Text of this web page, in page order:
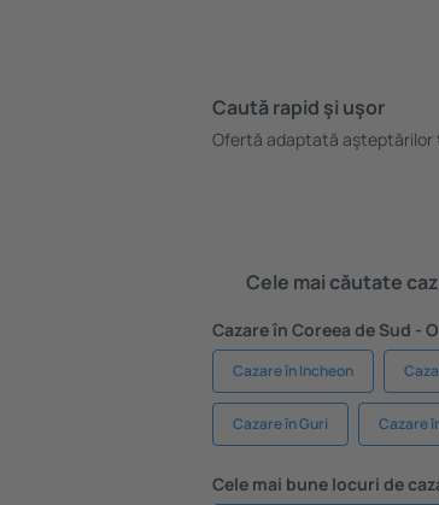
Caută rapid şi uşor
Ofertă adaptată aşteptărilor
Cele mai căutate
Cazare în Coreea de Sud -
Cazare în Incheon
Cazare în Guri Cazare
Cele mai bune locuri de